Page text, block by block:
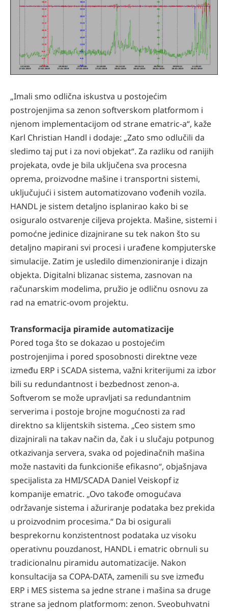
„Imali smo odlična iskustva u postojećim
postrojenjima sa zenon softverskom platformom i
njenom implementacijom od strane ematric-a“, kaže
Karl Christian Handl i dodaje: „Zato smo odlučili da
sledimo taj put i za novi objekat“. Za razliku od ranijih
projekata, ovde je bila uključena sva procesna
oprema, proizvodne mašine i transportni sistemi,
uključujući i sistem automatizovano vođenih vozila.
HANDL je sistem detaljno isplanirao kako bi se
osiguralo ostvarenje ciljeva projekta. Mašine, sistemi i
pomoćne jedinice dizajnirane su tek nakon što su
detaljno mapirani svi procesi i urađene kompjuterske
simulacije. Zatim je usledilo dimenzioniranje i dizajn
objekta. Digitalni blizanac sistema, zasnovan na
računarskim modelima, pružio je odličnu osnovu za
rad na ematric-ovom projektu.
Transformacija piramide automatizacije
Pored toga što se dokazao u postojećim
postrojenjima i pored sposobnosti direktne veze
između ERP i SCADA sistema, važni kriterijumi za izbor
bili su redundantnost i bezbednost zenon-a.
Softverom se može upravljati sa redundantnim
serverima i postoje brojne mogućnosti za rad
direktno sa klijentskih sistema. „Ceo sistem smo
dizajnirali na takav način da, čak i u slučaju potpunog
otkazivanja servera, svaka od pojedinačnih mašina
može nastaviti da funkcioniše efikasno“, objašnjava
specijalista za HMI/SCADA Daniel Veiskopf iz
kompanije ematric. „Ovo takođe omogućava
održavanje sistema i ažuriranje podataka bez prekida
u proizvodnim procesima.“ Da bi osigurali
besprekornu konzistentnost podataka uz visoku
operativnu pouzdanost, HANDL i ematric obrnuli su
tradicionalnu piramidu automatizacije. Nakon
konsultacija sa COPA-DATA, zamenili su sve između
ERP i MES sistema sa jedne strane i mašina sa druge
strane sa jednom platformom: zenon. Sveobuhvatni